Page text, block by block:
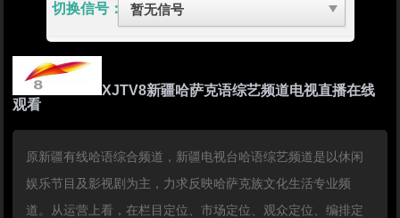
切换信号：
XJTV8新疆哈萨克语综艺频道电视直播在线
观看
原新疆有线哈语综合频道，新疆电视台哈语综艺频道是以休闲
娱乐节目及影视剧为主，力求反映哈萨克族文化生活专业频
道。从运营上看，在栏目定位、市场定位、观众定位、编排定